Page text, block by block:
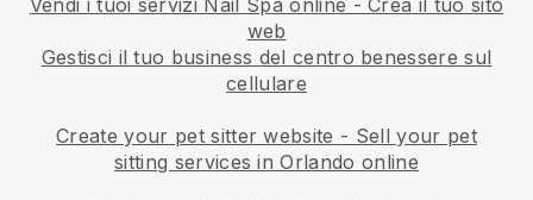
web
Gestisci il tuo business del centro benessere sul
cellulare
Create your pet sitter website - Sell your pet
sitting services in Orlando online